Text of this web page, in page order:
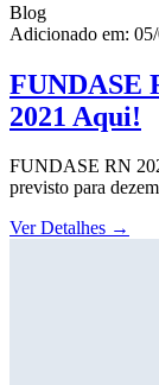
Blog
Adicionado em:
FUNDASE
2021 Aqui!
FUNDASE RN
previsto para
Ver Detalhes →